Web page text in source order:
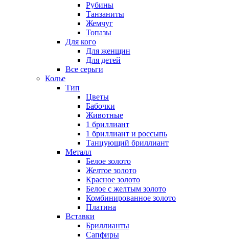
Рубины
Танзаниты
Жемчуг
Топазы
Для кого
Для женщин
Для детей
Все серьги
Колье
Тип
Цветы
Бабочки
Животные
1 бриллиант
1 бриллиант и россыпь
Танцующий бриллиант
Металл
Белое золото
Желтое золото
Красное золото
Белое с желтым золото
Комбинированное золото
Платина
Вставки
Бриллианты
Сапфиры